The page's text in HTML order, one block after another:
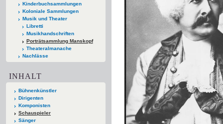
Kinderbuchsammlungen
Koloniale Sammlungen
Musik und Theater
Libretti
Musikhandschriften
Porträtsammlung Manskopf
Theateralmanache
Nachlässe
INHALT
Bühnenkünstler
Dirigenten
Komponisten
Schauspieler
Sänger